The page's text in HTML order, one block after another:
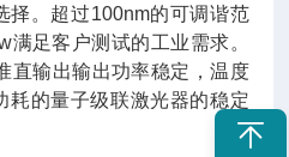
择。超过100nm的可调谐范
满足客户测试的工业需求。
直输出输出功率稳定，温度
耗的量子级联激光器的稳定